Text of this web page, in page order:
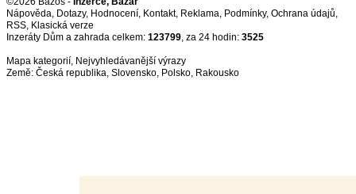
Nápověda, Dotazy, Hodnocení, Kontakt, Reklama, Podmínky, Ochrana údajů,
RSS,
Inzeráty Dům a zahrada celkem: 123799, za 24 hodin: 3525
Mapa kategorií, Nejvyhledávanější výrazy
Země: Česká republika, Slovensko, Polsko, Rakousko